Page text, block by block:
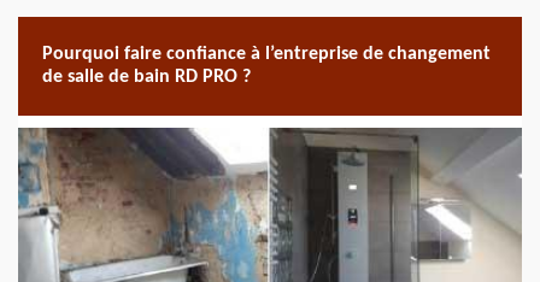
Pourquoi faire confiance à l’entreprise de changement
de salle de bain RD PRO ?